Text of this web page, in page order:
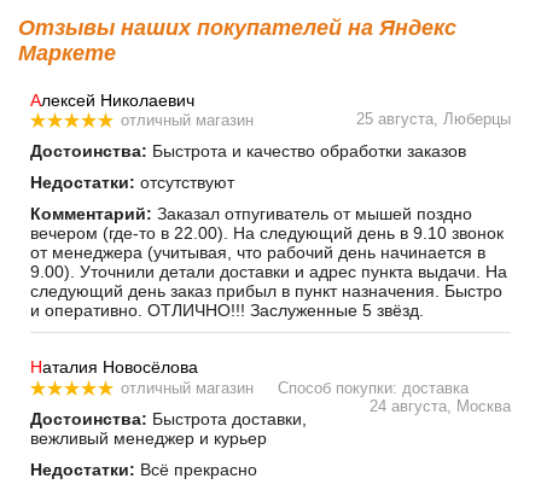
Отзывы наших покупателей на Яндекс
Маркете
Алексей Николаевич
отличный магазин 25 августа, Люберцы
Достоинства: Быстрота и качество обработки заказов
Недостатки: отсутствуют
Комментарий: Заказал отпугиватель от мышей поздно
вечером (где-то в 22.00). На следующий день в 9.10 звонок
от менеджера (учитывая, что рабочий день начинается в
9.00). Уточнили детали доставки и адрес пункта выдачи. На
следующий день заказ прибыл в пункт назначения. Быстро
и оперативно. ОТЛИЧНО!!! Заслуженные 5 звёзд.
Наталия Новосёлова
отличный магазин
Способ покупки: доставка
24 августа, Москва
Достоинства: Быстрота доставки,
вежливый менеджер и курьер
Недостатки: Всё прекрасно